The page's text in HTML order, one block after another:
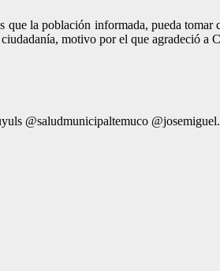
la población informada, pueda
motivo por el que agradeció a
@saludmunicipaltemuco